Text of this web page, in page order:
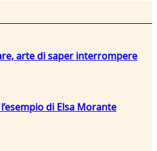
arte di saper interrompere
di Elsa Morante